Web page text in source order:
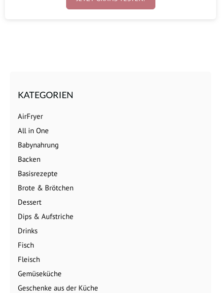
KATEGORIEN
AirFryer
All in One
Babynahrung
Backen
Basisrezepte
Brote & Brötchen
Dessert
Dips & Aufstriche
Drinks
Fisch
Fleisch
Gemüseküche
Geschenke aus der Küche